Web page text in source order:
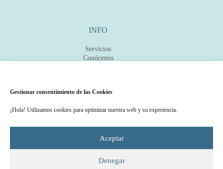
Gestionar consentimiento de las Cookies
¡Hola! Utilizamos cookies para optimizar nuestra web y su experiencia.
Aceptar
Denegar
INFO
Servicios
Conócenos
CONECTA
Contacto
© 2026 Ocho, centro integral de salud -
TailorWeb /Marketing digital y Posicionamiento Seo
para fisioterapeutas -beelevel